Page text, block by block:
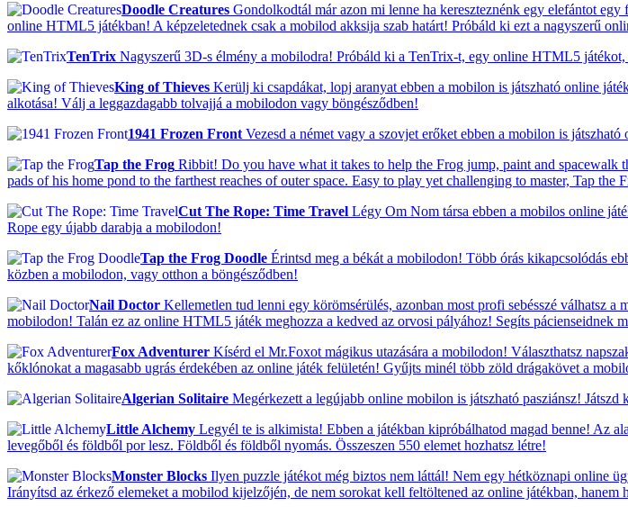
Doodle Creatures Gondolkodtál már azon mi lenne ha kereszteznénk egy elefántot
online HTML5 játékban! A képzeletednek csak a mobilod akksija szab határt! Próbáld ki ezt a nagyszerű
TenTrix Nagyszerű 3D-s élmény a mobilodra! Próbáld ki a TenTrix-t, egy online HTML5
King of Thieves Kerülj ki csapdákat, lopj aranyat ebben a mobilon is játszható online
alkotása! Válj a leggazdagabb tolvajjá a mobilodon vagy böngésződben!
1941 Frozen Front Vezesd a német vagy a szovjet erőket ebben a mobilon is
Tap the Frog Ribbit! Do you have what it takes to help the Frog jump, paint and spacewalk
pads of his home pond to the farthest reaches of outer space. Easy to play yet challenging to master, Tap the
Cut The Rope: Time Travel Légy Om Nom társa ebben a mobilos online
Rope egy újabb darabja a mobilodon!
Tap the Frog Doodle Érintsd meg a békát a mobilodon! Több órás kikapcsolódás
közben a mobilodon, vagy otthon a böngésződben!
Nail Doctor Kellemetlen tud lenni egy körömsérülés, azonban most profi sebésszé válhatsz
mobilodon! Talán ez az online HTML5 játék meghozza a kedved az orvosi pályához! Segíts pácienseidnek
Fox Adventurer Kísérd el Mr.Foxot mágikus utazására a mobilodon! Választhatsz
kőklónokat a magasabb ugrás érdekében az online játék felületén! Gyűjts minél több zöld drágakövet a
Algerian Solitaire Megérkezett a legújabb online mobilon is játszható pasziánsz!
Little Alchemy Legyél te is alkimista! Ebben a játékban kipróbálhatod magad benne! Az
levegőből és földből por lesz. Földből és földből nyomás. Összeszen 550 elemet hozhatsz létre!
Monster Blocks Ilyen puzzle játékot még biztos nem láttál! Nem egy hétköznapi online
Irányítsd az érkező elemeket a mobilod kijelzőjén, de nem sorokat kell feltöltened az online játékban,